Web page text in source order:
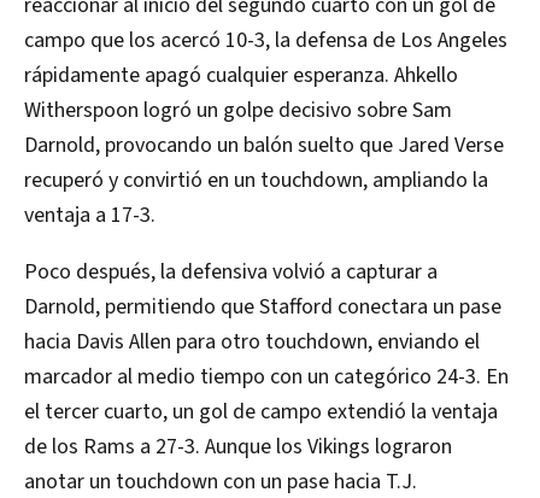
campo que los acercó 10-3, la defensa de Los Angeles
rápidamente apagó cualquier esperanza. Ahkello
Witherspoon logró un golpe decisivo sobre Sam
Darnold, provocando un balón suelto que Jared Verse
recuperó y convirtió en un touchdown, ampliando la
ventaja a 17-3.
Poco después, la defensiva volvió a capturar a
Darnold, permitiendo que Stafford conectara un pase
hacia Davis Allen para otro touchdown, enviando el
marcador al medio tiempo con un categórico 24-3. En
el tercer cuarto, un gol de campo extendió la ventaja
de los Rams a 27-3. Aunque los Vikings lograron
anotar un touchdown con un pase hacia T.J.